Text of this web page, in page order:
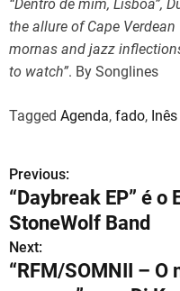
“Dentro de mim, Lisboa”,
the allure of Cape Verdean
mornas and jazz
to watch”. By Songlines
Tagged Agenda, fado,
N
a
v
e
Previous:
“Daybreak EP” é o
StoneWolf Band
Next:
“RFM/SOMNII – O